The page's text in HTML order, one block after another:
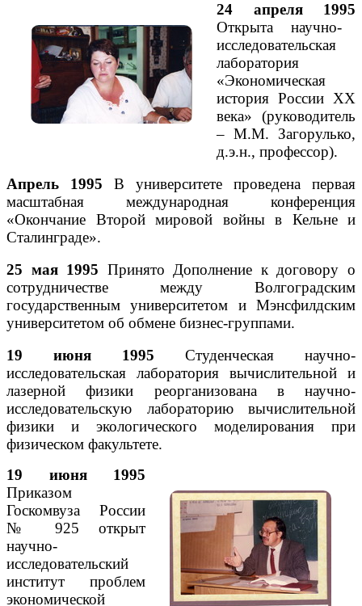
24 апреля 1995
Открыта научно-
исследовательская
лаборатория
«Экономическая
история России XX
века» (руководитель
– М.М. Загорулько,
д.э.н., профессор).
Апрель 1995 В университете проведена первая
масштабная международная конференция
«Окончание Второй мировой войны в Кельне и
Сталинграде».
25 мая 1995 Принято Дополнение к договору о
сотрудничестве между Волгоградским
государственным университетом и Мэнсфилдским
университетом об обмене бизнес-группами.
19 июня 1995 Студенческая научно-
исследовательская лаборатория вычислительной и
лазерной физики реорганизована в научно-
исследовательскую лабораторию вычислительной
физики и экологического моделирования при
физическом факультете.
19 июня 1995
Приказом
Госкомвуза России
№ 925 открыт
научно-
исследовательский
институт проблем
экономической